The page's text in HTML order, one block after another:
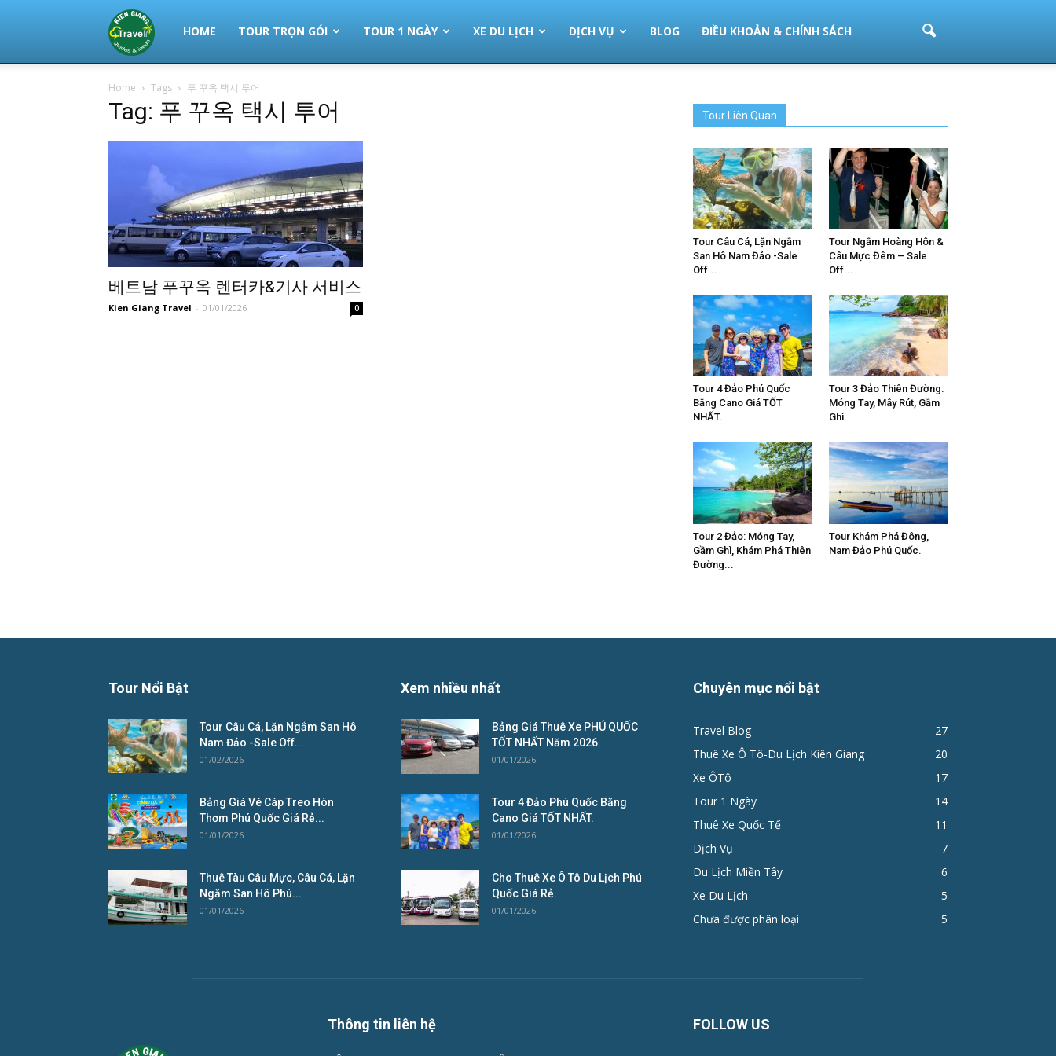
Thuê
Xe
Quốc
|
HOME TOUR TRỌN GÓI TOUR 1 NGÀY XE DU LỊCH DỊCH VỤ BLOG ĐIỀU KHOẢN & CHÍNH SÁCH
Home Tags 푸 꾸옥 택시 투어
Tag: 푸 꾸옥 택시 투어
베트남 푸꾸옥 렌터카&기사 서비스
Kien Giang Travel - 01/01/2026 0
Tour Liên Quan
Tour Câu Cá, Lặn Ngắm
San Hô Nam Đảo -Sale
Off...
Tour Ngắm Hoàng Hôn &
Câu Mực Đêm – Sale
Off...
Tour 4 Đảo Phú Quốc
Bằng Cano Giá TỐT
NHẤT.
Tour 3 Đảo Thiên Đường:
Móng Tay, Mây Rút, Gầm
Ghì.
Tour 2 Đảo: Móng Tay,
Gầm Ghì, Khám Phá Thiên
Đường...
Tour Khám Phá Đông,
Nam Đảo Phú Quốc.
Tour Nổi Bật
Tour Câu Cá, Lặn Ngắm San Hô
Nam Đảo -Sale Off...
01/02/2026
Bảng Giá Vé Cáp Treo Hòn
Thơm Phú Quốc Giá Rẻ...
01/01/2026
Thuê Tàu Câu Mực, Câu Cá, Lặn
Ngắm San Hô Phú...
01/01/2026
Xem nhiều nhất
Bảng Giá Thuê Xe PHÚ QUỐC
TỐT NHẤT Năm 2026.
01/01/2026
Tour 4 Đảo Phú Quốc Bằng
Cano Giá TỐT NHẤT.
01/01/2026
Cho Thuê Xe Ô Tô Du Lịch Phú
Quốc Giá Rẻ.
01/01/2026
Chuyên mục nổi bật
Travel Blog
27
Thuê Xe Ô Tô-Du Lịch Kiên Giang
20
Xe ÔTô
17
Tour 1 Ngày
14
Thuê Xe Quốc Tế
11
Dịch Vụ
7
Du Lịch Miền Tây
6
Xe Du Lịch
5
Chưa được phân loại
5
Thông tin liên hệ FOLLOW US